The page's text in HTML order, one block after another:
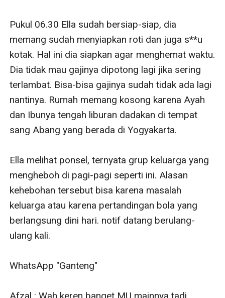
Pukul 06.30 Ella sudah bersiap-siap, dia
memang sudah menyiapkan roti dan juga s**u
kotak. Hal ini dia siapkan agar menghemat waktu.
Dia tidak mau gajinya dipotong lagi jika sering
terlambat. Bisa-bisa gajinya sudah tidak ada lagi
nantinya. Rumah memang kosong karena Ayah
dan Ibunya tengah liburan dadakan di tempat
sang Abang yang berada di Yogyakarta.
Ella melihat ponsel, ternyata grup keluarga yang
mengheboh di pagi-pagi seperti ini. Alasan
kehebohan tersebut bisa karena masalah
keluarga atau karena pertandingan bola yang
berlangsung dini hari. notif datang berulang-
ulang kali.
WhatsApp "Ganteng"
Afzal : Wah keren banget MU mainnya tadi